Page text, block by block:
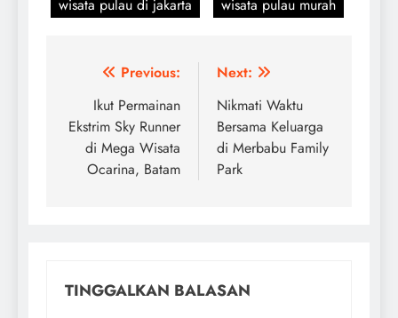
wisata pulau di jakarta
wisata pulau murah
Navigasi
pos
Previous:
Ikut Permainan
Ekstrim Sky Runner
di Mega Wisata
Ocarina, Batam
Next:
Nikmati Waktu
Bersama Keluarga
di Merbabu Family
Park
TINGGALKAN BALASAN